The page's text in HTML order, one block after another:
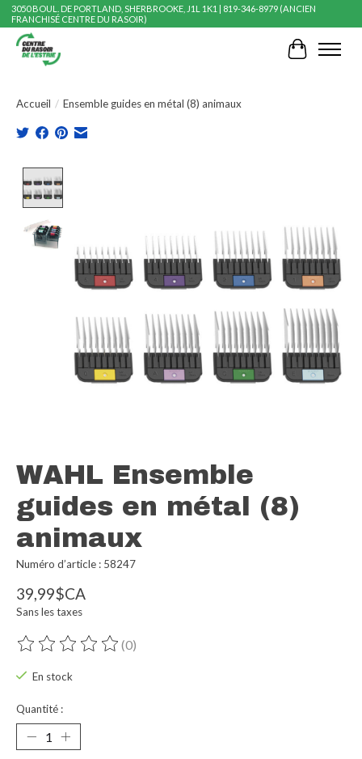
3050 BOUL. DE PORTLAND, SHERBROOKE, J1L 1K1 | 819-346-8979 (ANCIEN
FRANCHISÉ CENTRE DU RASOIR)
Panier
Accueil / Ensemble guides en métal (8) animaux
WAHL Ensemble
guides en métal (8)
animaux
Numéro d’article : 58247
39,99$CA
Sans les taxes
Ce produit est évalué à
(0)
En stock
Quantité :